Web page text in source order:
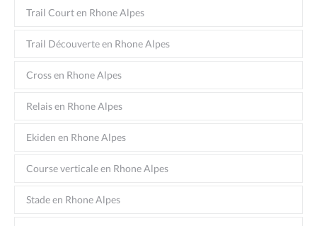
Trail Court en Rhone Alpes
Trail Découverte en Rhone Alpes
Cross en Rhone Alpes
Relais en Rhone Alpes
Ekiden en Rhone Alpes
Course verticale en Rhone Alpes
Stade en Rhone Alpes